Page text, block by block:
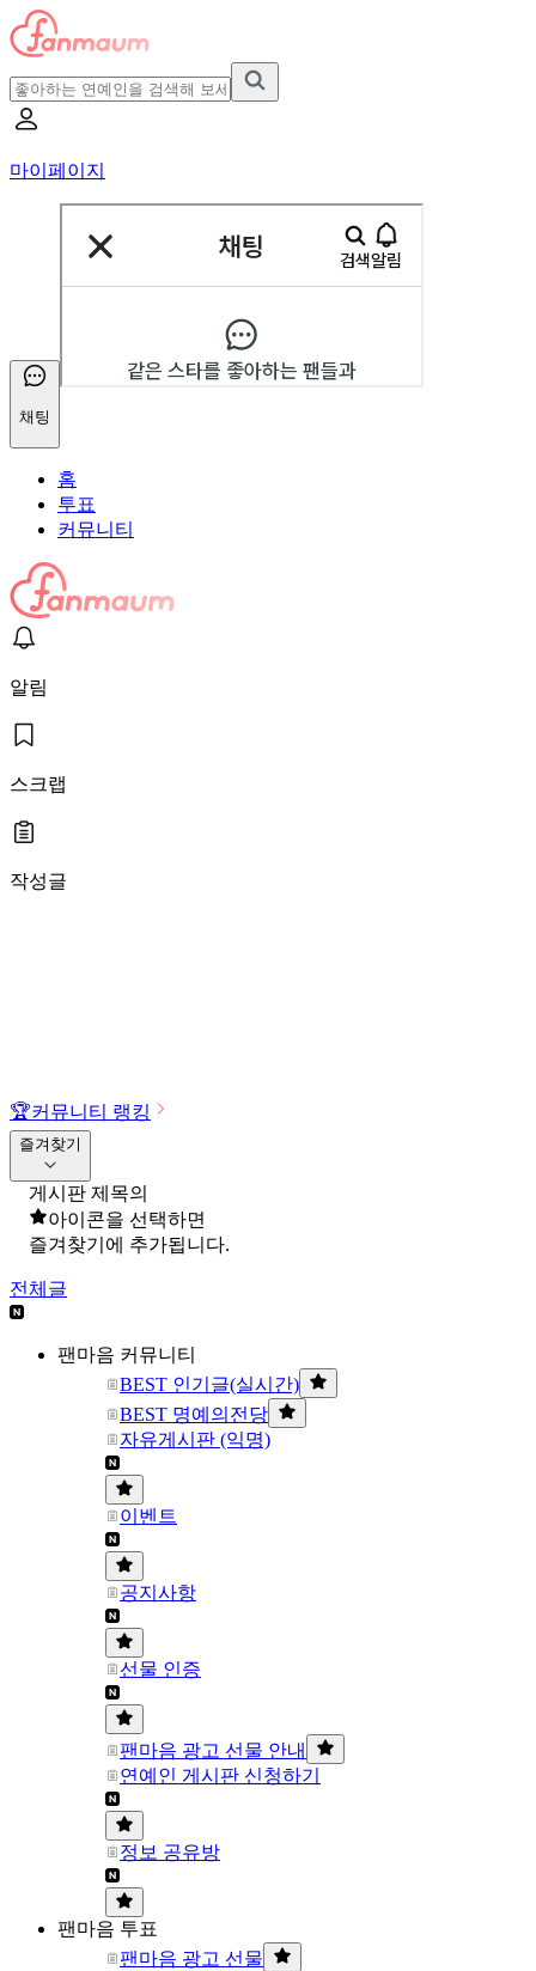
마이페이지
채팅
홈
투표
커뮤니티
알림
스크랩
작성글
🏆커뮤니티 랭킹
즐겨찾기
게시판 제목의
아이콘을 선택하면
즐겨찾기에 추가됩니다.
전체글
팬마음 커뮤니티
BEST 인기글(실시간)
BEST 명예의전당
자유게시판 (익명)
이벤트
공지사항
선물 인증
팬마음 광고 선물 안내
연예인 게시판 신청하기
정보 공유방
팬마음 투표
팬마음 광고 선물